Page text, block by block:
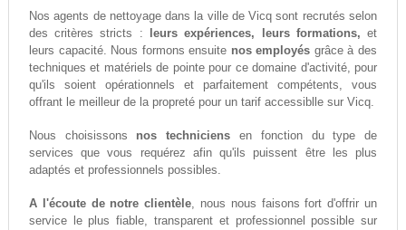
Nos agents de nettoyage dans la ville de Vicq sont recrutés selon
des critères stricts :
leurs expériences, leurs formations, et
leurs capacité. Nous formons ensuite nos employés grâce à des
techniques et matériels de pointe pour ce domaine d'activité, pour
qu'ils soient opérationnels et parfaitement compétents, vous
offrant le meilleur de la propreté pour un tarif accessiblle sur Vicq.
Nous choisissons nos techniciens en fonction du type de
services que vous requérez afin qu'ils puissent être les plus
adaptés et professionnels possibles.
A l'écoute de notre clientèle, nous nous faisons fort d'offrir un
service le plus fiable, transparent et professionnel possible sur